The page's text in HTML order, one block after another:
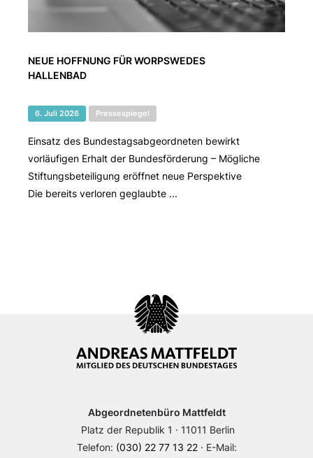
NEUE HOFFNUNG FÜR WORPSWEDES
HALLENBAD
6. Juli 2026 Pressespiegel
Einsatz des Bundestagsabgeordneten bewirkt
vorläufigen Erhalt der Bundesförderung – Mögliche
Stiftungsbeteiligung eröffnet neue Perspektive
Die bereits verloren geglaubte ...
Abgeordnetenbüro Mattfeldt
Platz der Republik 1 · 11011 Berlin
Telefon: (030) 22 77 13 22· E-Mail: